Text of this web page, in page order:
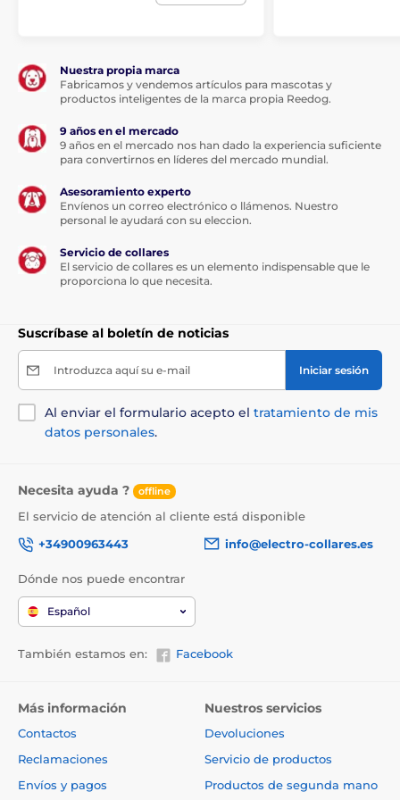
Nuestra propia marca
Fabricamos y vendemos artículos para mascotas y
productos inteligentes de la marca propia Reedog.
9 años en el mercado
9 años en el mercado nos han dado la experiencia suficiente
para convertirnos en líderes del mercado mundial.
Asesoramiento experto
Envíenos un correo electrónico o llámenos. Nuestro
personal le ayudará con su eleccion.
Servicio de collares
El servicio de collares es un elemento indispensable que le
proporciona lo que necesita.
Suscríbase al boletín de noticias
Introduzca aquí su e-mail Iniciar sesión
Al enviar el formulario acepto el tratamiento de mis
datos personales.
Necesita ayuda ? offline
El servicio de atención al cliente está disponible
+34900963443
info@electro-collares.es
Dónde nos puede encontrar
Español
También estamos en: Facebook
Más información
Contactos
Reclamaciones
Envíos y pagos
Nuestros servicios
Devoluciones
Servicio de productos
Productos de segunda mano